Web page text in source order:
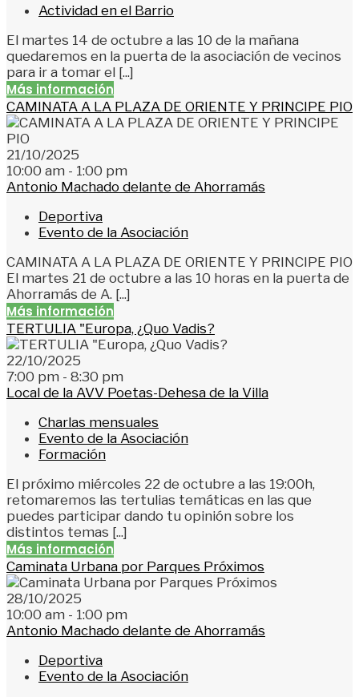
Actividad en el Barrio
El martes 14 de octubre a las 10 de la mañana
quedaremos en la puerta de la asociación de vecinos
para ir a tomar el [...]
Más información
CAMINATA A LA PLAZA DE ORIENTE Y PRINCIPE PIO
21/10/2025
10:00 am - 1:00 pm
Antonio Machado delante de Ahorramás
Deportiva
Evento de la Asociación
CAMINATA A LA PLAZA DE ORIENTE Y PRINCIPE PIO
El martes 21 de octubre a las 10 horas en la puerta de
Ahorramás de A. [...]
Más información
TERTULIA "Europa, ¿Quo Vadis?
22/10/2025
7:00 pm - 8:30 pm
Local de la AVV Poetas-Dehesa de la Villa
Charlas mensuales
Evento de la Asociación
Formación
El próximo miércoles 22 de octubre a las 19:00h,
retomaremos las tertulias temáticas en las que
puedes participar dando tu opinión sobre los
distintos temas [...]
Más información
Caminata Urbana por Parques Próximos
28/10/2025
10:00 am - 1:00 pm
Antonio Machado delante de Ahorramás
Deportiva
Evento de la Asociación